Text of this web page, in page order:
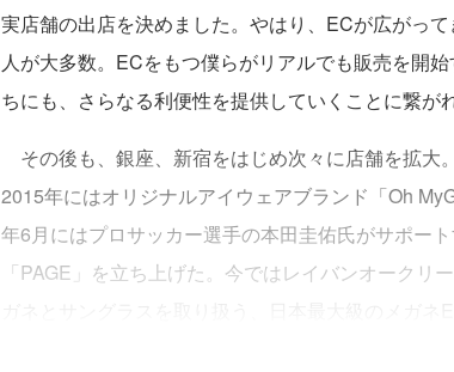
実店舗の出店を決めました。やはり、ECが広がっ
人が大多数。ECをもつ僕らがリアルでも販売を開
ちにも、さらなる利便性を提供していくことに繋が
その後も、銀座、新宿をはじめ次々に店舗を拡大
2015年にはオリジナルアイウェアブランド「Oh
年6月にはプロサッカー選手の本田圭佑氏がサポー
「PAGE」を立ち上げた。今ではレイバンオークリ